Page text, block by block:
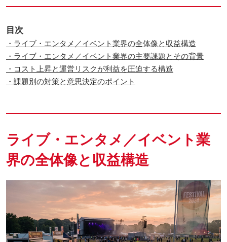
目次
・ライブ・エンタメ／イベント業界の全体像と収益構造
・ライブ・エンタメ／イベント業界の主要課題とその背景
・コスト上昇と運営リスクが利益を圧迫する構造
・課題別の対策と意思決定のポイント
ライブ・エンタメ／イベント業
界の全体像と収益構造